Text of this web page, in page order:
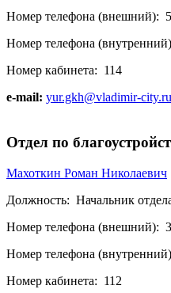
Номер телефона (внешний):
Номер телефона
Номер кабинета: 114
e-mail: yur.gkh@vladimir-city.ru
Отдел по
Махоткин Роман Николаевич
Должность: Начальник
Номер телефона (внешний):
Номер телефона
Номер кабинета: 112